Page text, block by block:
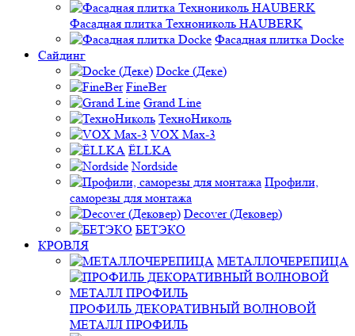
Фасадная плитка Технониколь HAUBERK
Фасадная плитка Docke
Сайдинг
Docke (Деке)
FineBer
Grand Line
ТехноНиколь
VOX Max-3
ЁLLKA
Nordside
Профили,
саморезы для монтажа
Decover (Дековер)
БЕТЭКО
КРОВЛЯ
МЕТАЛЛОЧЕРЕПИЦА
ПРОФИЛЬ ДЕКОРАТИВНЫЙ ВОЛНОВОЙ
МЕТАЛЛ ПРОФИЛЬ